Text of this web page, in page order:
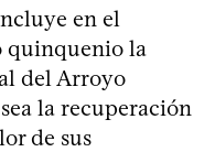
en el
quinquenio la
del Arroyo
la recuperación
de sus